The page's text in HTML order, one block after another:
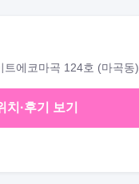
에코마곡 124호 (마곡동)
치·후기 보기